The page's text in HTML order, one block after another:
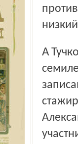
А Тучков ещё и не генерал тогда, а полковник. С